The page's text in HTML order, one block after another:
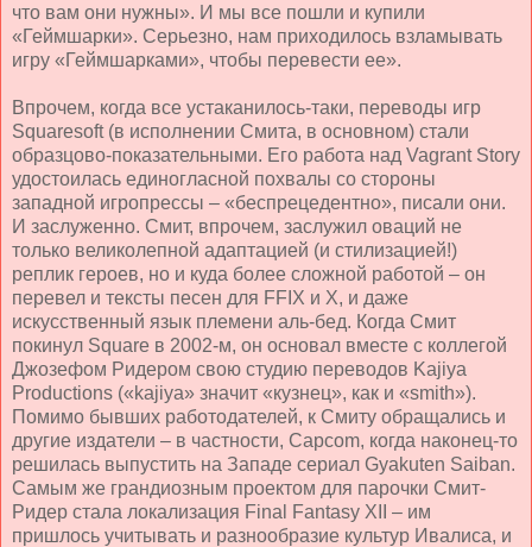
что вам они нужны». И мы все пошли и купили
«Геймшарки». Серьезно, нам приходилось взламывать
игру «Геймшарками», чтобы перевести ее».
Впрочем, когда все устаканилось-таки, переводы игр
Squaresoft (в исполнении Смита, в основном) стали
образцово-показательными. Его работа над Vagrant Story
удостоилась единогласной похвалы со стороны
западной игропрессы – «беспрецедентно», писали они.
И заслуженно. Смит, впрочем, заслужил оваций не
только великолепной адаптацией (и стилизацией!)
реплик героев, но и куда более сложной работой – он
перевел и тексты песен для FFIX и X, и даже
искусственный язык племени аль-бед. Когда Смит
покинул Square в 2002-м, он основал вместе с коллегой
Джозефом Ридером свою студию переводов Kajiya
Productions («kajiya» значит «кузнец», как и «smith»).
Помимо бывших работодателей, к Смиту обращались и
другие издатели – в частности, Capcom, когда наконец-то
решилась выпустить на Западе сериал Gyakuten Saiban.
Самым же грандиозным проектом для парочки Смит-
Ридер стала локализация Final Fantasy XII – им
пришлось учитывать и разнообразие культур Ивалиса, и